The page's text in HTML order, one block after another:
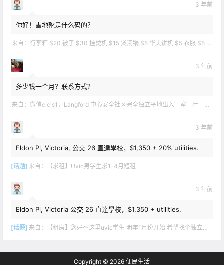
3 年前
你好！雪地靴是什么码的？
来自： 行李箱 $20 被子 $30 挂烫机 $15 煲汤锅 $5 华夫饼机 $5 衣服 $5 雪地靴 $10 滑雪手套 $10 宜家衣物收纳 .
3 年前
多少钱一个月？联系方式？
来自： 微信cicis1，Langford 中心安全社区完全独立平地出入一室一厅一书房步行5分钟到公车站和商业圈 有后花园和.
3 年前
Eldon Pl, Victoria, 公交 26 直達學校，$1,350 + 20% utilities.
[话题] 来自： 【求租】Uvic男学生求1-4月短租
3 年前
Eldon Pl, Victoria 公交 26 直達學校，$1,350 + utilities.
[话题] 来自： 【租房】您好～这里uvic学生 明年1月份开始 希望找个独立出入的 爱干净 谢谢！
Copyright © 2026 便民生活